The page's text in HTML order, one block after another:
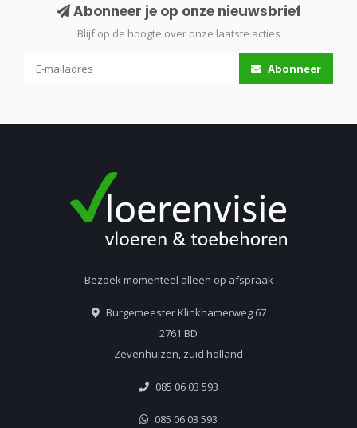
Abonneer je op onze nieuwsbrief
Blijf op de hoogte over onze laatste acties
Abonneer
Bezoek momenteel alleen op afspraak
Burgemeester Klinkhamerweg 67
2761 BD
Zevenhuizen, zuid holland
085 06 03 593
085 06 03 593